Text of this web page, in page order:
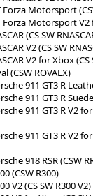
Motorsport
Motorsport V2
(CS SW
V2 (CS SW
V2 for Xbox (CS
(CSW ROVALX)
911 GT3 R
911 GT3 R
911 GT3 R V2
911 GT3 R V2
918 RSR (CSW
(CSW R300)
V2 (CS SW R300 V2)